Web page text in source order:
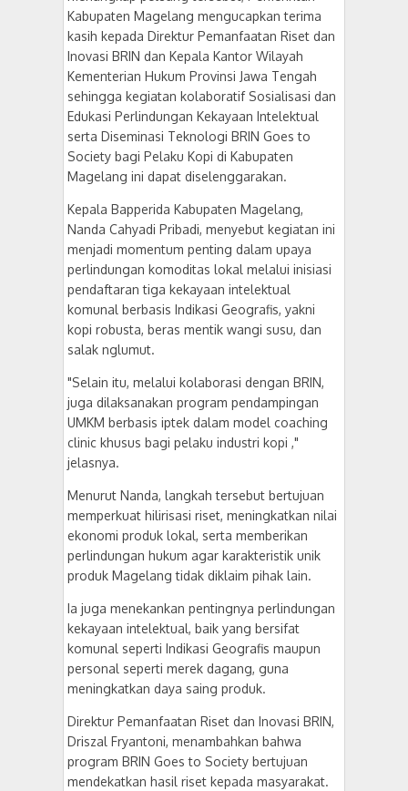
Kabupaten Magelang mengucapkan terima
kasih kepada Direktur Pemanfaatan Riset dan
Inovasi BRIN dan Kepala Kantor Wilayah
Kementerian Hukum Provinsi Jawa Tengah
sehingga kegiatan kolaboratif Sosialisasi dan
Edukasi Perlindungan Kekayaan Intelektual
serta Diseminasi Teknologi BRIN Goes to
Society bagi Pelaku Kopi di Kabupaten
Magelang ini dapat diselenggarakan.
Kepala Bapperida Kabupaten Magelang,
Nanda Cahyadi Pribadi, menyebut kegiatan ini
menjadi momentum penting dalam upaya
perlindungan komoditas lokal melalui inisiasi
pendaftaran tiga kekayaan intelektual
komunal berbasis Indikasi Geografis, yakni
kopi robusta, beras mentik wangi susu, dan
salak nglumut.
"Selain itu, melalui kolaborasi dengan BRIN,
juga dilaksanakan program pendampingan
UMKM berbasis iptek dalam model coaching
clinic khusus bagi pelaku industri kopi ,"
jelasnya.
Menurut Nanda, langkah tersebut bertujuan
memperkuat hilirisasi riset, meningkatkan nilai
ekonomi produk lokal, serta memberikan
perlindungan hukum agar karakteristik unik
produk Magelang tidak diklaim pihak lain.
Ia juga menekankan pentingnya perlindungan
kekayaan intelektual, baik yang bersifat
komunal seperti Indikasi Geografis maupun
personal seperti merek dagang, guna
meningkatkan daya saing produk.
Direktur Pemanfaatan Riset dan Inovasi BRIN,
Driszal Fryantoni, menambahkan bahwa
program BRIN Goes to Society bertujuan
mendekatkan hasil riset kepada masyarakat.